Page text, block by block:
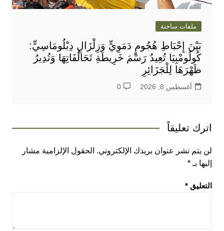
ملفات ساخنة
بَيْنَ إِحْبَاطِ هُجُومٍ دَمَوِيٍّ وَزِلْزَالٍ دِبْلُومَاسِيٍّ:
كُولُومْبِيَا تُعِيدُ رَسْمَ خَرِيطَةِ تَحَالُفَاتِهَا وَتُدِيرُ
ظَهْرَهَا لِلْجَزَائِرِ
أغسطس 8, 2026 0
اترك تعليقاً
لن يتم نشر عنوان بريدك الإلكتروني. الحقول الإلزامية مشار
إليها بـ *
التعليق *